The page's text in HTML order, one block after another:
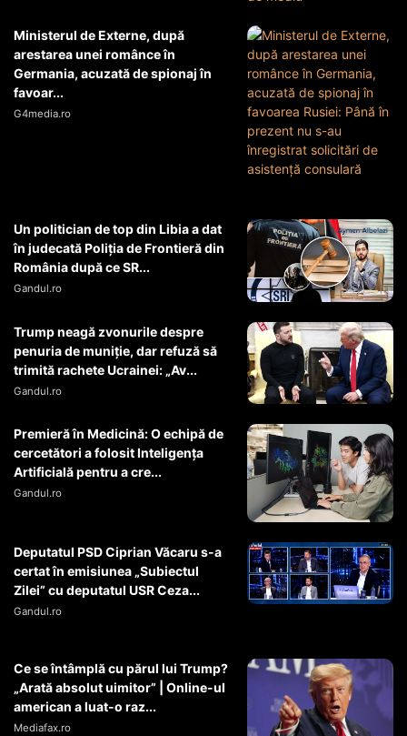
Ministerul de Externe, după
arestarea unei românce în
Germania, acuzată de spionaj în
favoar...
G4media.ro
Un politician de top din Libia a dat
în judecată Poliția de Frontieră din
România după ce SR...
Gandul.ro
Trump neagă zvonurile despre
penuria de muniție, dar refuză să
trimită rachete Ucrainei: „Av...
Gandul.ro
Premieră în Medicină: O echipă de
cercetători a folosit Inteligența
Artificială pentru a cre...
Gandul.ro
Deputatul PSD Ciprian Văcaru s-a
certat în emisiunea „Subiectul
Zilei” cu deputatul USR Ceza...
Gandul.ro
Ce se întâmplă cu părul lui Trump?
„Arată absolut uimitor” | Online-ul
american a luat-o raz...
Mediafax.ro